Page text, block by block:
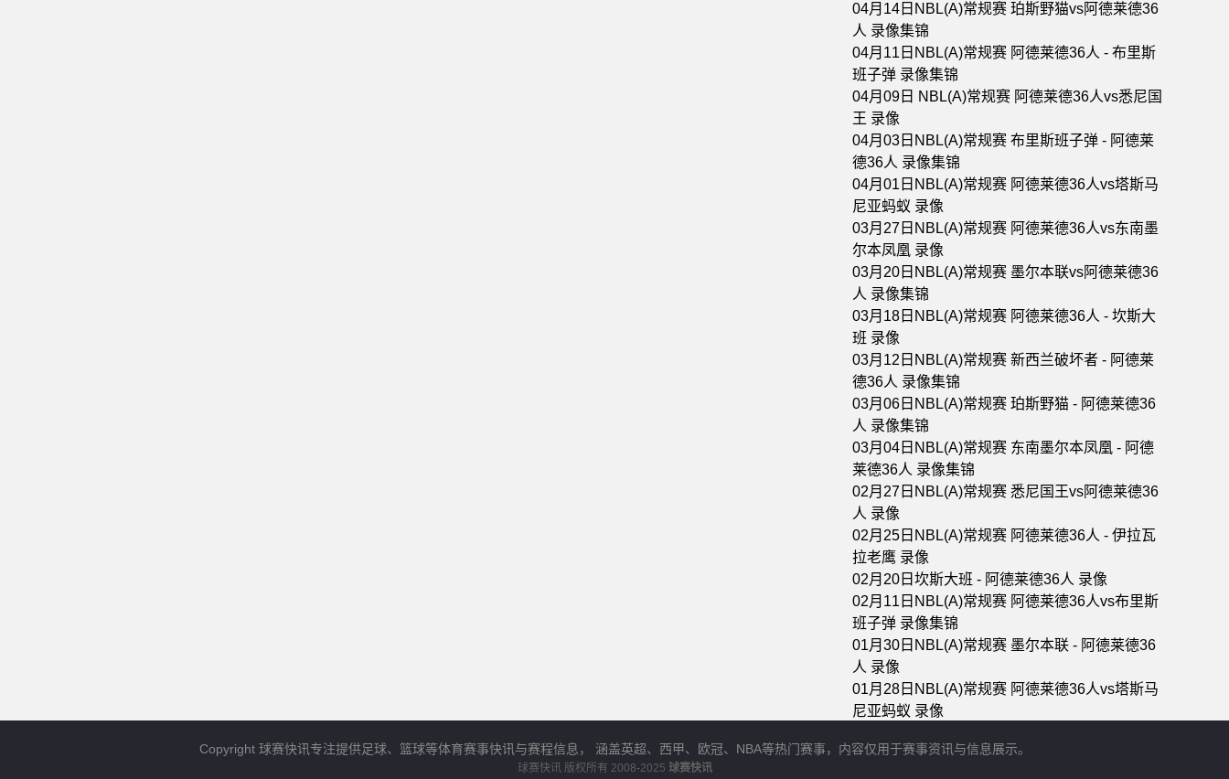
04月14日NBL(A)常规赛 珀斯野猫vs阿德莱德36
人 录像集锦
04月11日NBL(A)常规赛 阿德莱德36人 - 布里斯
班子弹 录像集锦
04月09日 NBL(A)常规赛 阿德莱德36人vs悉尼国
王 录像
04月03日NBL(A)常规赛 布里斯班子弹 - 阿德莱
德36人 录像集锦
04月01日NBL(A)常规赛 阿德莱德36人vs塔斯马
尼亚蚂蚁 录像
03月27日NBL(A)常规赛 阿德莱德36人vs东南墨
尔本凤凰 录像
03月20日NBL(A)常规赛 墨尔本联vs阿德莱德36
人 录像集锦
03月18日NBL(A)常规赛 阿德莱德36人 - 坎斯大
班 录像
03月12日NBL(A)常规赛 新西兰破坏者 - 阿德莱
德36人 录像集锦
03月06日NBL(A)常规赛 珀斯野猫 - 阿德莱德36
人 录像集锦
03月04日NBL(A)常规赛 东南墨尔本凤凰 - 阿德
莱德36人 录像集锦
02月27日NBL(A)常规赛 悉尼国王vs阿德莱德36
人 录像
02月25日NBL(A)常规赛 阿德莱德36人 - 伊拉瓦
拉老鹰 录像
02月20日坎斯大班 - 阿德莱德36人 录像
02月11日NBL(A)常规赛 阿德莱德36人vs布里斯
班子弹 录像集锦
01月30日NBL(A)常规赛 墨尔本联 - 阿德莱德36
人 录像
01月28日NBL(A)常规赛 阿德莱德36人vs塔斯马
尼亚蚂蚁 录像
Copyright 球赛快讯专注提供足球、篮球等体育赛事快讯与赛程信息， 涵盖英超、西甲、欧冠、NBA等热门赛事，内容仅用于赛事资讯与信息展示。
球赛快讯版权所有 2008-2025 球赛快讯